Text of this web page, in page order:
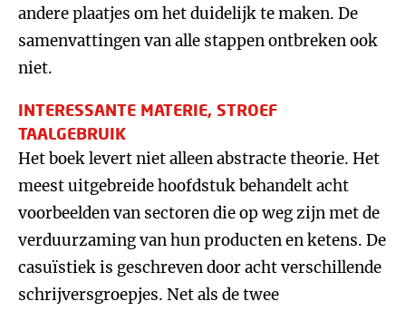
andere plaatjes om het duidelijk te maken. De
samenvattingen van alle stappen ontbreken ook
niet.
INTERESSANTE MATERIE, STROEF
TAALGEBRUIK
Het boek levert niet alleen abstracte theorie. Het
meest uitgebreide hoofdstuk behandelt acht
voorbeelden van sectoren die op weg zijn met de
verduurzaming van hun producten en ketens. De
casuïstiek is geschreven door acht verschillende
schrijversgroepjes. Net als de twee